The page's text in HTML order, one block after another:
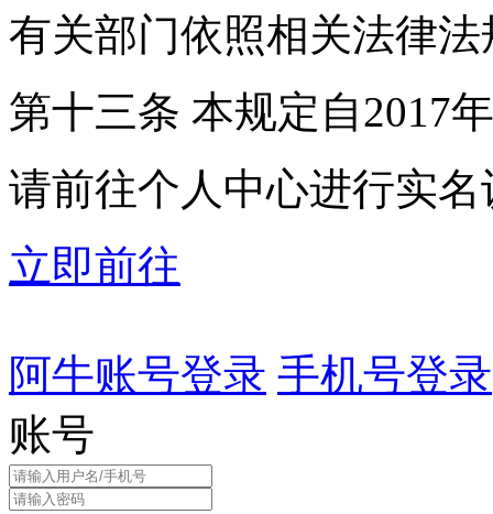
有关部门依照相关法律
第十三条 本规定自2017
请前往个人中心进行实名
立即前往
阿牛账号登录 手机号登录
账号